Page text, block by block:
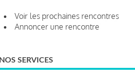
Voir les prochaines rencontres
Annoncer une rencontre
NOS SERVICES